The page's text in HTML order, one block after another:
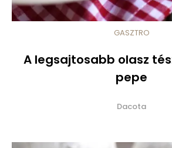
GASZTRO
A legsajtosabb olasz
pepe
Dacota